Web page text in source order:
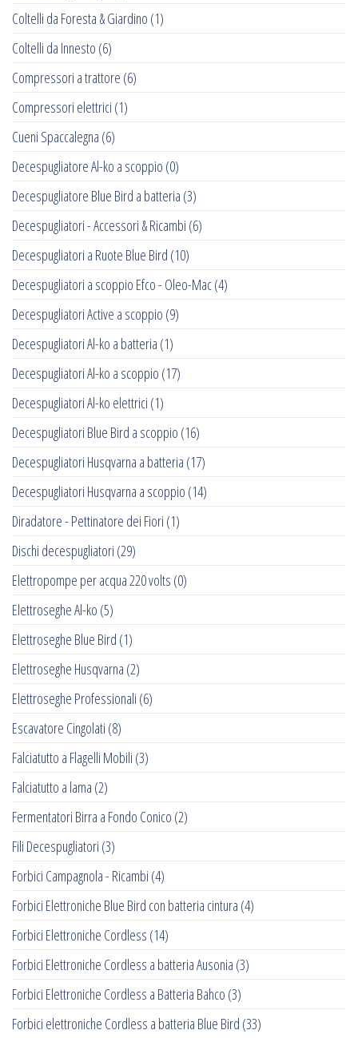
Coltelli da Foresta & Giardino (1)
Coltelli da Innesto (6)
Compressori a trattore (6)
Compressori elettrici (1)
Cueni Spaccalegna (6)
Decespugliatore Al-ko a scoppio (0)
Decespugliatore Blue Bird a batteria (3)
Decespugliatori - Accessori & Ricambi (6)
Decespugliatori a Ruote Blue Bird (10)
Decespugliatori a scoppio Efco - Oleo-Mac(4)
Decespugliatori Active a scoppio (9)
Decespugliatori Al-ko a batteria (1)
Decespugliatori Al-ko a scoppio (17)
Decespugliatori Al-ko elettrici (1)
Decespugliatori Blue Bird a scoppio (16)
Decespugliatori Husqvarna a batteria (17)
Decespugliatori Husqvarna a scoppio (14)
Diradatore - Pettinatore dei Fiori (1)
Dischi decespugliatori (29)
Elettropompe per acqua 220 volts (0)
Elettroseghe Al-ko (5)
Elettroseghe Blue Bird (1)
Elettroseghe Husqvarna (2)
Elettroseghe Professionali (6)
Escavatore Cingolati (8)
Falciatutto a Flagelli Mobili (3)
Falciatutto a lama (2)
Fermentatori Birra a Fondo Conico (2)
Fili Decespugliatori (3)
Forbici Campagnola - Ricambi (4)
Forbici Elettroniche Blue Bird con batteria cintura (4)
Forbici Elettroniche Cordless (14)
Forbici Elettroniche Cordless a batteria Ausonia (3)
Forbici Elettroniche Cordless a Batteria Bahco (3)
Forbici elettroniche Cordless a batteria Blue Bird (33)